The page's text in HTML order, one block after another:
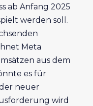
ab Anfang 2025
werden soll.
Meta
aus dem
es für
neuer
wird